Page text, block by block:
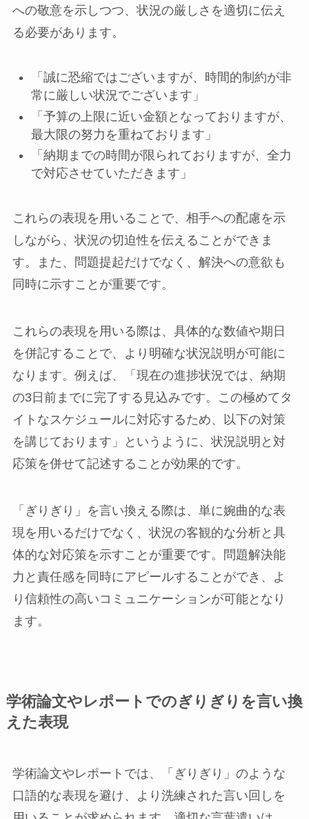
への敬意を示しつつ、状況の厳しさを適切に伝え
る必要があります。
「誠に恐縮ではございますが、時間的制約が非
常に厳しい状況でございます」
「予算の上限に近い金額となっておりますが、
最大限の努力を重ねております」
「納期までの時間が限られておりますが、全力
で対応させていただきます」
これらの表現を用いることで、相手への配慮を示
しながら、状況の切迫性を伝えることができま
す。また、問題提起だけでなく、解決への意欲も
同時に示すことが重要です。
これらの表現を用いる際は、具体的な数値や期日
を併記することで、より明確な状況説明が可能に
なります。例えば、「現在の進捗状況では、納期
の3日前までに完了する見込みです。この極めてタ
イトなスケジュールに対応するため、以下の対策
を講じております」というように、状況説明と対
応策を併せて記述することが効果的です。
「ぎりぎり」を言い換える際は、単に婉曲的な表
現を用いるだけでなく、状況の客観的な分析と具
体的な対応策を示すことが重要です。問題解決能
力と責任感を同時にアピールすることができ、よ
り信頼性の高いコミュニケーションが可能となり
ます。
学術論文やレポートでのぎりぎりを言い換
えた表現
学術論文やレポートでは、「ぎりぎり」のような
口語的な表現を避け、より洗練された言い回しを